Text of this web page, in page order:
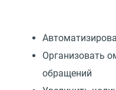
Организовать
обращений